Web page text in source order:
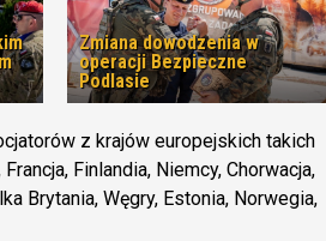
Zmiana dowodzenia w
operacji Bezpieczne
Podlasie
z krajów europejskich takich
Finlandia, Niemcy, Chorwacja,
Brytania, Węgry, Estonia, Norwegia,